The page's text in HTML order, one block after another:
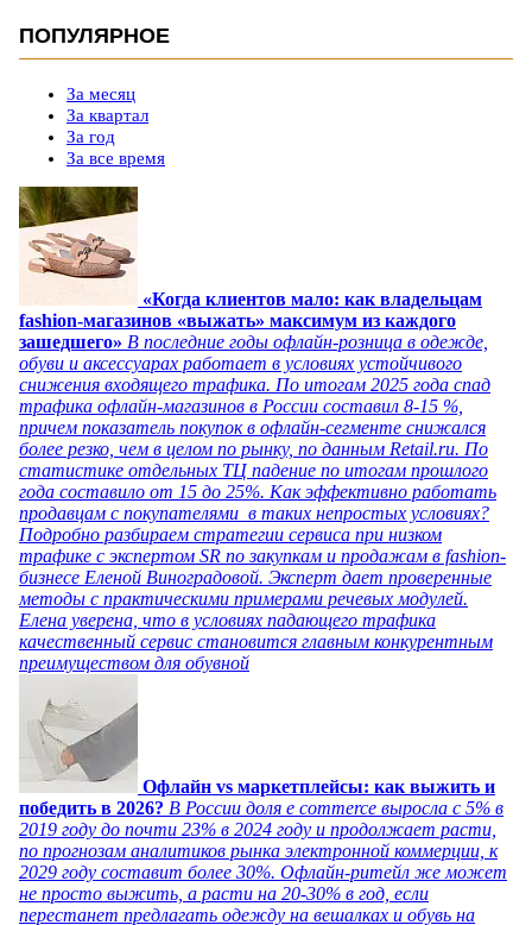
ПОПУЛЯРНОЕ
За месяц
За квартал
За год
За все время
«Когда клиентов мало: как владельцам
fashion-магазинов «выжать» максимум из каждого
зашедшего» В последние годы офлайн-розница в одежде,
обуви и аксессуарах работает в условиях устойчивого
снижения входящего трафика. По итогам 2025 года спад
трафика офлайн-магазинов в России составил 8-15 %,
причем показатель покупок в офлайн-сегменте снижался
более резко, чем в целом по рынку, по данным Retail.ru. По
статистике отдельных ТЦ падение по итогам прошлого
года составило от 15 до 25%. Как эффективно работать
продавцам с покупателями в таких непростых условиях?
Подробно разбираем стратегии сервиса при низком
трафике с экспертом SR по закупкам и продажам в fashion-
бизнесе Еленой Виноградовой. Эксперт дает проверенные
методы с практическими примерами речевых модулей.
Елена уверена, что в условиях падающего трафика
качественный сервис становится главным конкурентным
преимуществом для обувной
Офлайн vs маркетплейсы: как выжить и
победить в 2026? В России доля e commerce выросла с 5% в
2019 году до почти 23% в 2024 году и продолжает расти,
по прогнозам аналитиков рынка электронной коммерции, к
2029 году составит более 30%. Офлайн-ритейл же может
не просто выжить, а расти на 20-30% в год, если
перестанет предлагать одежду на вешалках и обувь на